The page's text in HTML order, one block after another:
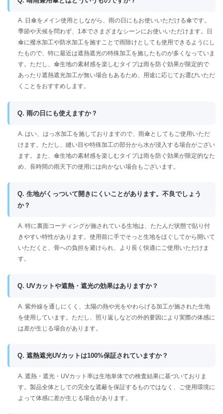
A. 日傘をメイン使用としながら、雨の日にもお使いいただける傘です。
季節や天候を問わず、1本でさまざまなシーンにお使いいただけます。日
傘に撥水加工や防水加工を施すことで雨除けとしても使用できるようにし
たもので、特に最近は遮熱遮光の特殊加工を施したものが多くなっていま
す。ただし、傘生地の素材感を楽しむタイプは雨を防ぐ効果が限定的で
あったり遮熱遮光加工が無い場合もあるため、用途に応じてお選びいただ
くことをおすすめします。
Q. 雨の日にも使えますか？
A. はい、はっ水加工を施しておりますので、雨傘としてもご使用いただ
けます。ただし、縫い目や特殊加工の部分から水が浸入する場合がござい
ます。また、傘生地の素材感を楽しむタイプは雨を防ぐ効果が限定的なた
め、長時間の雨天下の使用には向かない場合もございます。
Q. 生地がくっついて開きにくいことがあります。不良でしょう
か？
A. 特に裏面コーティングが施されている生地は、たたんだ状態で貼り付
きやすい特性があります。使用前に手でそっと生地をほぐしてから開いて
いただくと、骨への負担を避けられ、より長く快適にご使用いただけま
す。
Q. UVカットや遮熱・遮光の効果はありますか？
A. 紫外線を通しにくく、太陽の熱や光をやわらげる加工が施された生地
を使用しています。ただし、照り返しなどの外的要因により実際の体感に
は差が生じる場合があります。
Q. 遮熱遮光UVカットは100%保証されていますか？
A. 遮熱・遮光・UVカット率は生地単体での検査結果に基づいておりま
す。製品全体としての完全な遮蔽を保証するものではなく、ご使用環境に
よって体感に差が生じる場合があります。